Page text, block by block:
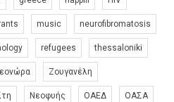
music neurofibromatosis
refugees thessaloniki
Ζουγανέλη
Νεοφυής ΟΑΕΔ ΟΑΣΑ